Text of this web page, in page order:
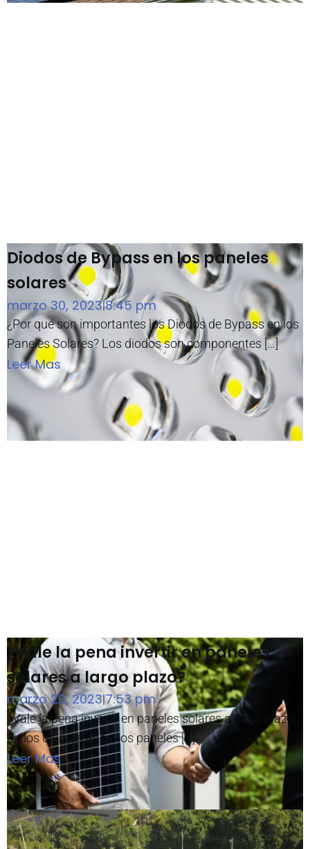
Diodos de Bypass en los paneles
solares
marzo 30, 2023|8:45 pm
¿Por qué son importantes los Diodos de Bypass en los
Paneles Solares? Los diodos son componentes […]
Leer Mas
¿Vale la pena invertir en paneles
solares a largo plazo?
marzo 29, 2023|7:53 pm
¿Vale la pena invertir en paneles solares a largo plazo?
En los últimos años, los paneles […]
Leer Mas